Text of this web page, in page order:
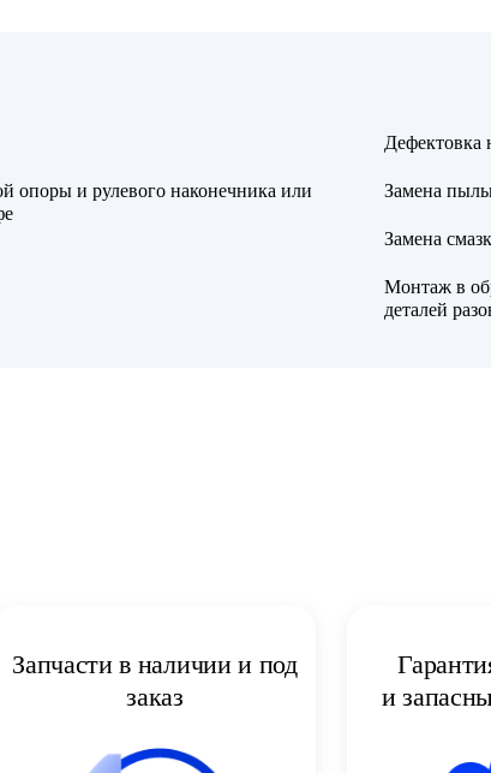
опоры и рулевого наконечника или
Дефектовка
Замена
Замена
Монтаж в
деталей
Запчасти в наличии и под
заказ
и